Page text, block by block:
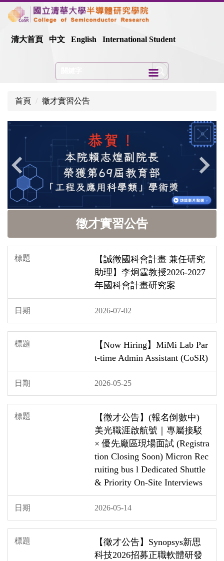
跳
到
主清大首頁 中文 English International Student
首頁 徵才實習公告
徵才實習公告
【誠徵國科會計畫 兼任研究
助理】李炯霆教授2026-2027
年國科會計畫研究案
2026-07-02
【Now Hiring】MiMi Lab Par
t-time Admin Assistant (CoSR)
2026-05-25
【徵才公告】(報名倒數中)
美光職涯啟航號｜專屬接駁
× 優先廠區現場面試 (Registra
tion Closing Soon) Micron Rec
ruiting bus l Dedicated Shuttle
& Priority On‑Site Interviews
2026-05-14
【徵才公告】Synopsys新思
科技2026招募正職軟體研發